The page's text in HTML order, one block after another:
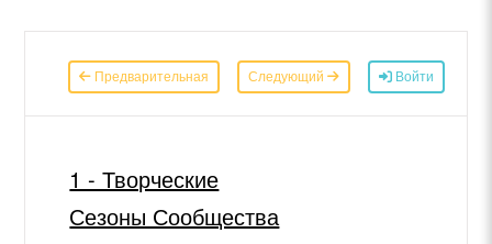
Предварительная Следующий Войти
1 - Творческие
Сезоны Сообщества